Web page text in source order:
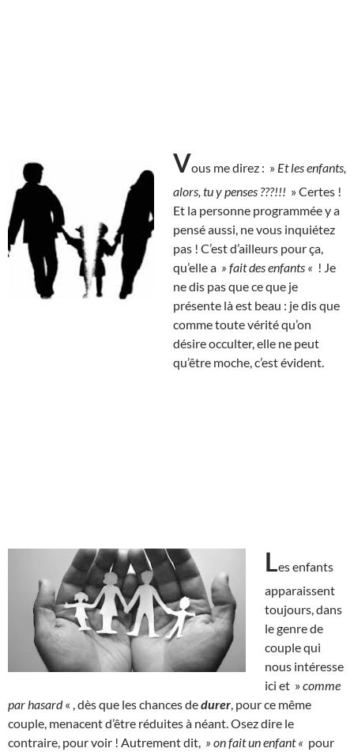
Vous me direz : » Et les enfants,
alors, tu y penses ???!!! » Certes !
Et la personne programmée y a
pensé aussi, ne vous inquiétez
pas ! C’est d’ailleurs pour ça,
qu’elle a » fait des enfants « ! Je
ne dis pas que ce que je
présente là est beau : je dis que
comme toute vérité qu’on
désire occulter, elle ne peut
qu’être moche, c’est évident.
Les enfants
apparaissent
toujours, dans
le genre de
couple qui
nous intéresse
ici et »comme
par hasard« , dès que les chances dedurer , pour ce même
couple, menacent d’être réduites à néant. Osez dire le
contraire, pour voir ! Autrement dit, » on fait un enfant « pour